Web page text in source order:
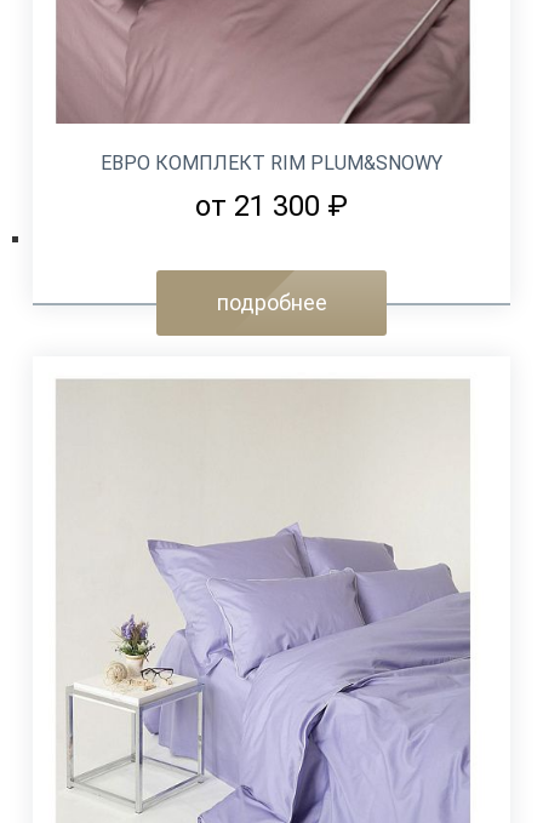
ЕВРО КОМПЛЕКТ RIM PLUM&SNOWY
от 21 300 ₽
подробнее